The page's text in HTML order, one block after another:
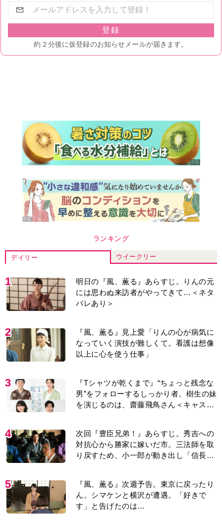
ランキング
デイリー ウイークリー
1
明日の『風、薫る』あらすじ。りんの元
には思わぬ来訪者がやってきて…＜ネタ
バレあり＞
2
『風、薫る』見上愛「りんの心が病気に
なっていく演技が難しくて。看護は想像
以上に心を使う仕事」
3
『Tシャツが乾くまで』“ちょっと残念な
男”をフォローするしっかり者。樹生の妹
を演じるのは、齋藤飛鳥さん＜キャスト
4
次回『豊臣兄弟！』あらすじ。秀吉への
対抗心から勝家に嫁いだ市。三法師を取
り戻すため、小一郎が動き出し「信長の
5
『風、薫る』次週予告。東京に戻ったり
ん。シマケンと横沢が遭遇。「好きで
す」と告げたのは…